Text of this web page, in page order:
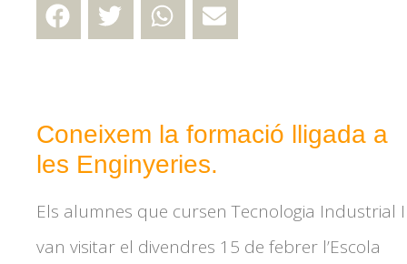
Coneixem la formació lligada a
les Enginyeries.
Els alumnes que cursen Tecnologia Industrial I
van visitar el divendres 15 de febrer l’Escola